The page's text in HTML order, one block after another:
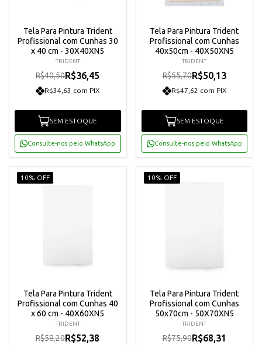
Tela Para Pintura Trident
Profissional com Cunhas 30
x 40 cm - 30X40XN5
TRIDENT
R$40,50R$36,45
R$34,63 com PIX
SEM ESTOQUE
Consulte-nos pelo WhatsApp
Tela Para Pintura Trident
Profissional com Cunhas
40x50cm - 40X50XN5
TRIDENT
R$55,70R$50,13
R$47,62 com PIX
SEM ESTOQUE
Consulte-nos pelo WhatsApp
10% OFF
Tela Para Pintura Trident
Profissional com Cunhas 40
x 60 cm - 40X60XN5
TRIDENT
R$58,20R$52,38
10% OFF
Tela Para Pintura Trident
Profissional com Cunhas
50x70cm - 50X70XN5
TRIDENT
R$75,90R$68,31